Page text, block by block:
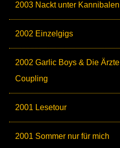
2003 Nackt unter Kannibalen
2002 Einzelgigs
2002 Garlic Boys & Die Ärzte
Coupling
2001 Lesetour
2001 Sommer nur für mich